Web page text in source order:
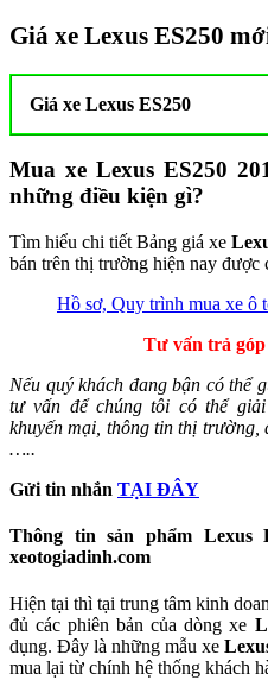
Giá xe Lexus ES250
Giá xe Lexus ES250
Mua xe Lexus ES250
những điều kiện gì?
Tìm hiểu chi tiết Bảng giá xe
bán trên thị trường hiện nay được
Hồ sơ, Quy trình mua xe ô
Tư vấn trả góp
Nếu quý khách đang bận có thể
tư vấn để chúng tôi có thể
khuyến mại, thông tin thị
…..
Gửi tin nhắn TẠI ĐÂY
Thông tin sản phẩm Lexus
xeotogiadinh.com
Hiện tại thì tại trung tâm kinh
đủ các phiên bản của dòng xe
dụng. Đây là những mẫu xe
mua lại từ chính hệ thống khách